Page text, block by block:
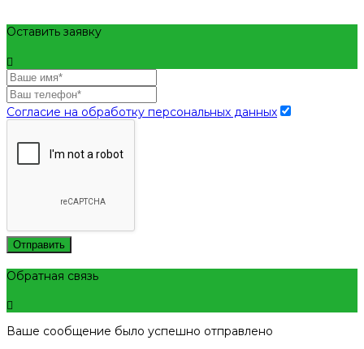
Оставить заявку
Согласие на обработку персональных данных
Отправить
Обратная связь
Ваше сообщение было успешно отправлено